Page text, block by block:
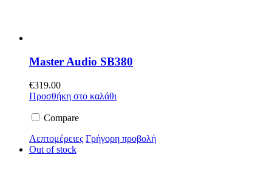
Master Audio SB380
€319.00
Προσθήκη στο καλάθι
Compare
Λεπτομέρειες Γρήγορη προβολή
Out of stock